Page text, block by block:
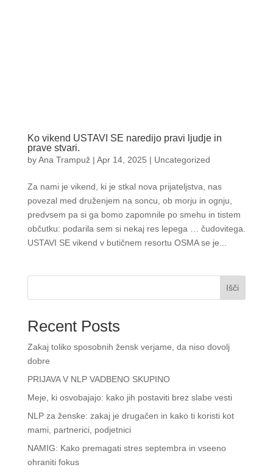
Ko vikend USTAVI SE naredijo pravi ljudje in
prave stvari.
byAna Trampuž| Apr 14, 2025 | Uncategorized
Za nami je vikend, ki je stkal nova prijateljstva, nas
povezal med druženjem na soncu, ob morju in ognju,
predvsem pa si ga bomo zapomnile po smehu in tistem
občutku: podarila sem si nekaj res lepega … čudovitega.
USTAVI SE vikend v butičnem resortu OSMA se je...
Išči
Recent Posts
Zakaj toliko sposobnih žensk verjame, da niso dovolj
dobre
PRIJAVA V NLP VADBENO SKUPINO
Meje, ki osvobajajo: kako jih postaviti brez slabe vesti
NLP za ženske: zakaj je drugačen in kako ti koristi kot
mami, partnerici, podjetnici
NAMIG: Kako premagati stres septembra in vseeno
ohraniti fokus